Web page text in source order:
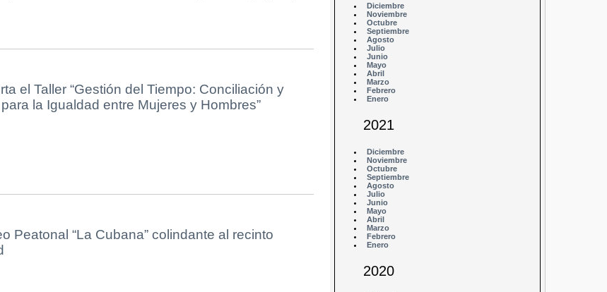
el Taller “Gestión del Tiempo: Conciliación y
la Igualdad entre Mujeres y Hombres”
Peatonal “La Cubana” colindante al recinto
Diciembre
Noviembre
Octubre
Septiembre
Agosto
Julio
Junio
Mayo
Abril
Marzo
Febrero
Enero
2021
Diciembre
Noviembre
Octubre
Septiembre
Agosto
Julio
Junio
Mayo
Abril
Marzo
Febrero
Enero
2020